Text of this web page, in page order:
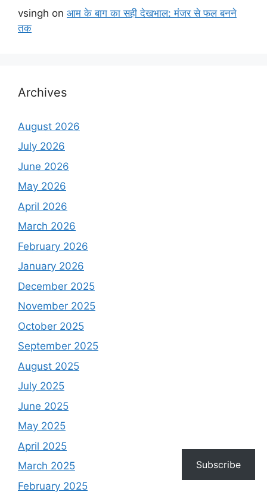
vsingh on आम के बाग का सही देखभाल: मंजर से फल बनने
तक
Archives
August 2026
July 2026
June 2026
May 2026
April 2026
March 2026
February 2026
January 2026
December 2025
November 2025
October 2025
September 2025
August 2025
July 2025
June 2025
May 2025
April 2025
March 2025
February 2025
Subscribe